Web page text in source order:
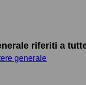
riferiti a
generale